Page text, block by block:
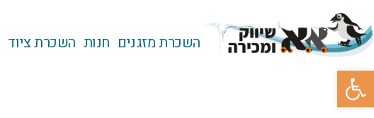
פתח סרגל נגישות
השכרת מזגנים חנות השכרת ציוד